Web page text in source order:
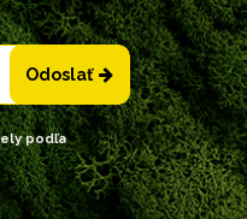
Odoslať
podľa